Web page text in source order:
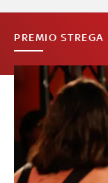
PREMIO STREGA